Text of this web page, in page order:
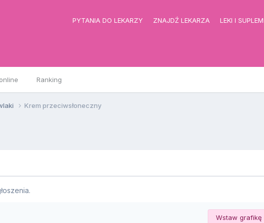
PYTANIA DO LEKARZY ZNAJDŹ LEKARZA LEKI I
Ranking
Krem przeciwsłoneczny
Wstaw grafikę